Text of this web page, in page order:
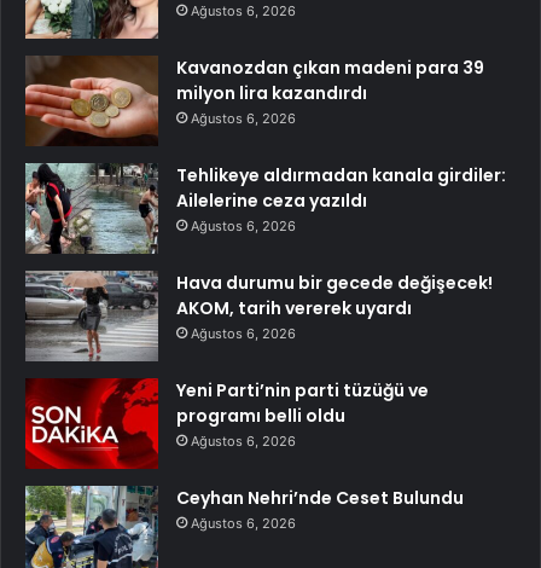
Ağustos 6, 2026
Kavanozdan çıkan madeni para 39
milyon lira kazandırdı
Ağustos 6, 2026
Tehlikeye aldırmadan kanala girdiler:
Ailelerine ceza yazıldı
Ağustos 6, 2026
Hava durumu bir gecede değişecek!
AKOM, tarih vererek uyardı
Ağustos 6, 2026
Yeni Parti’nin parti tüzüğü ve
programı belli oldu
Ağustos 6, 2026
Ceyhan Nehri’nde Ceset Bulundu
Ağustos 6, 2026